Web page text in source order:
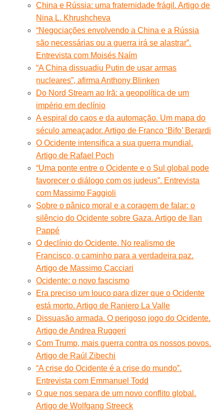
China e Rússia: uma fraternidade frágil. Artigo de
Nina L. Khrushcheva
“Negociações envolvendo a China e a Rússia
são necessárias ou a guerra irá se alastrar”.
Entrevista com Moisés Naím
“A China dissuadiu Putin de usar armas
nucleares”, afirma Anthony Blinken
Do Nord Stream ao Irã: a geopolítica de um
império em declínio
A espiral do caos e da automação. Um mapa do
século ameaçador. Artigo de Franco ‘Bifo’ Berardi
O Ocidente intensifica a sua guerra mundial.
Artigo de Rafael Poch
“Uma ponte entre o Ocidente e o Sul global pode
favorecer o diálogo com os judeus”. Entrevista
com Massimo Faggioli
Sobre o pânico moral e a coragem de falar: o
silêncio do Ocidente sobre Gaza. Artigo de Ilan
Pappé
O declínio do Ocidente. No realismo de
Francisco, o caminho para a verdadeira paz.
Artigo de Massimo Cacciari
Ocidente: o novo fascismo
Era preciso um louco para dizer que o Ocidente
está morto. Artigo de Raniero La Valle
Dissuasão armada. O perigoso jogo do Ocidente.
Artigo de Andrea Ruggeri
Com Trump, mais guerra contra os nossos povos.
Artigo de Raúl Zibechi
“A crise do Ocidente é a crise do mundo”.
Entrevista com Emmanuel Todd
O que nos separa de um novo conflito global.
Artigo de Wolfgang Streeck